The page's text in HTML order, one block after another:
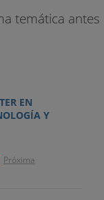
temática antes
EN
Y
Próxima